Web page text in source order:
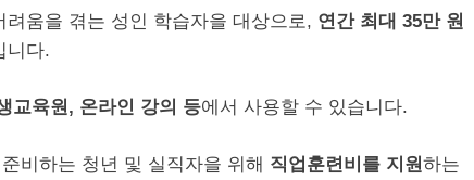
려움을 겪는 성인 학습자을 대상으로, 연간 최대 35만 원
니다.
교육원, 온라인 강의 등에서 사용할 수 있습니다.
비하는 청년 및 실직자을 위해 직업훈련비를 지원하는